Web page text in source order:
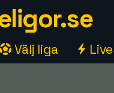
Välj liga